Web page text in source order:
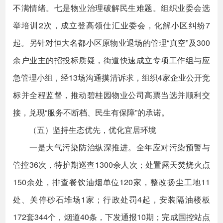
不满情绪。七是物业治理破解民生难题。组织业委会选
举培训2次，成立登高领仕汇业委会，化解小区纠纷7
起。另针对恒大名都小区原物业退场的管理“真空”及300
余户业主的招投标质疑，街道快速成立专项工作组与应
急管理小组，经13场沟通摸清诉求，组织4家企业公开竞
标并全程监督，推动碧桂园物业公司高票当选并顺利交
接，兑现“服务不断档、民生有保障”的承诺。
（五）坚持生态优先，优化宜居环境
一是大气污染防治纵深推进。全年应对污染预警与
管控36次，特护期巡查1300余人次；处置露天焚烧火点
150余处，排查餐饮油烟单位120家，整改扬尘工地11
处、关停砂石堆场1家；行政处罚4起，安装隔油楼板
172套344个，烟道40条，下发通报10期；完成国控站点